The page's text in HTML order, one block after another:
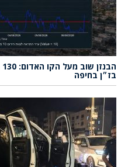
בז״ן בחיפה